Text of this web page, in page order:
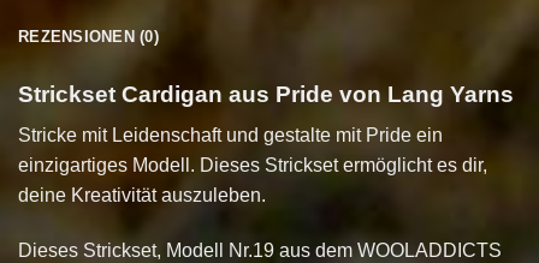
REZENSIONEN (0)
Strickset Cardigan aus Pride von Lang Yarns
Stricke mit Leidenschaft und gestalte mit Pride ein
einzigartiges Modell. Dieses Strickset ermöglicht es dir,
deine Kreativität auszuleben.
Dieses Strickset, Modell Nr.19 aus dem WOOLADDICTS